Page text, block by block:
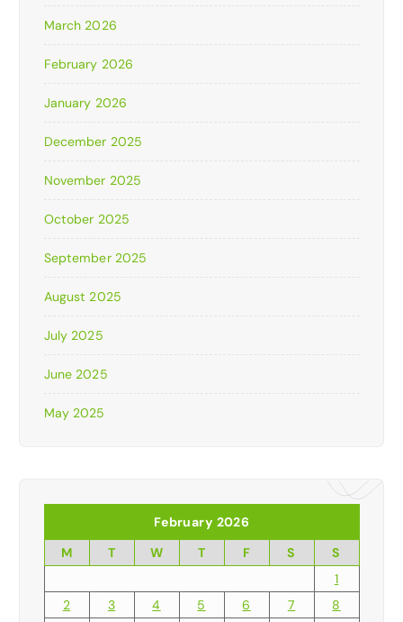
March 2026
February 2026
January 2026
December 2025
November 2025
October 2025
September 2025
August 2025
July 2025
June 2025
May 2025
February 2026
M
T W T F S
S
1
2
3 4 5 6 7
8